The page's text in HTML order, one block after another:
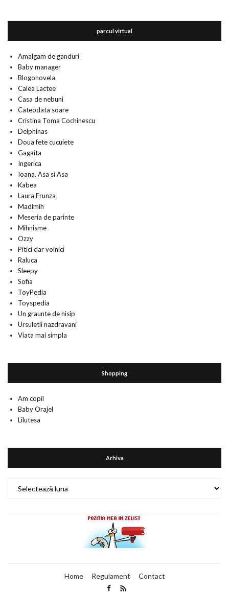
parcul virtual
Amalgam de ganduri
Baby manager
Blogonovela
Calea Lactee
Casa de nebuni
Cateodata soare
Cristina Toma Cochinescu
Delphinas
Doua fete cucuiete
Gagaita
Ingerica
Ioana. Asa si Asa
Kabea
Laura Frunza
Madimih
Meseria de parinte
Mihnisme
Ozzy
Pitici dar voinici
Raluca
Sleepy
Sofia
ToyPedia
Toyspedia
Un graunte de nisip
Ursuletii nazdravani
Viata mai simpla
Shopping
Am copil
Baby Orajel
Lilutesa
Arhiva
Home Regulament Contact